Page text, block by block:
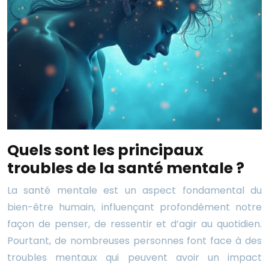
Quels sont les principaux
troubles de la santé mentale ?
La santé mentale est un aspect fondamental du
bien-être humain, influençant profondément notre
façon de penser, de ressentir et d’agir au quotidien.
Pourtant, de nombreuses personnes font face à des
troubles mentaux qui peuvent avoir un impact